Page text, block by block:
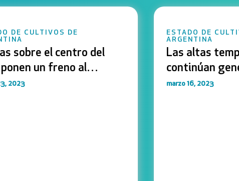
DE CULTIVOS DE
sobre el centro del
un freno al
de los cultivos
2023
ESTADO DE
ARGENTINA
Las altas
continúan
mermas en
marzo 16, 2023